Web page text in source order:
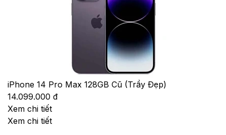
iPhone 14 Pro Max 128GB Cũ (Trầy Đẹp)
14.099.000 đ
Xem chi tiết
Xem chi tiết